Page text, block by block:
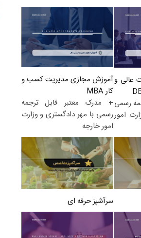
عالی و
رسمی
امور
آموزش مجازی مدیریت کسب و
کار MBA
+ مدرک معتبر قابل ترجمه
رسمی با مهر دادگستری و وزارت
امور خارجه
سرآشپز حرفه ای